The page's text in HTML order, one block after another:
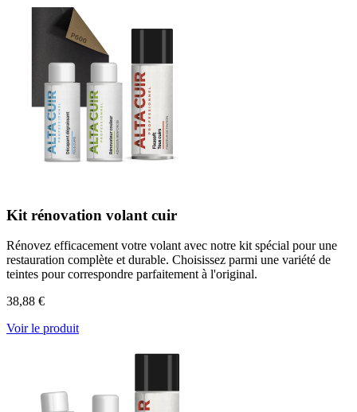
Kit rénovation volant cuir
Rénovez efficacement votre volant avec notre kit spécial pour une
restauration complète et durable. Choisissez parmi une variété de
teintes pour correspondre parfaitement à l'original.
38,88 €
Voir le produit